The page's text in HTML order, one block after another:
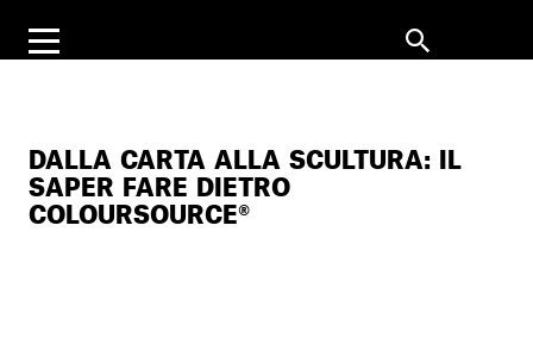
DALLA CARTA ALLA SCULTURA: IL
SAPER FARE DIETRO
COLOURSOURCE®